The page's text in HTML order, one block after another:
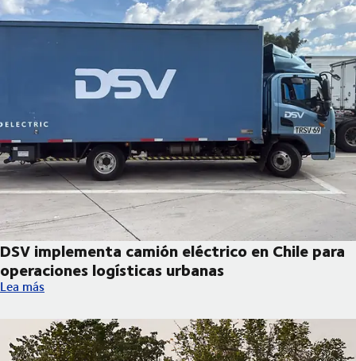
DSV implementa camión eléctrico en Chile para
operaciones logísticas urbanas
DSV implementa camión eléctrico en Chile para operaciones
Lea más